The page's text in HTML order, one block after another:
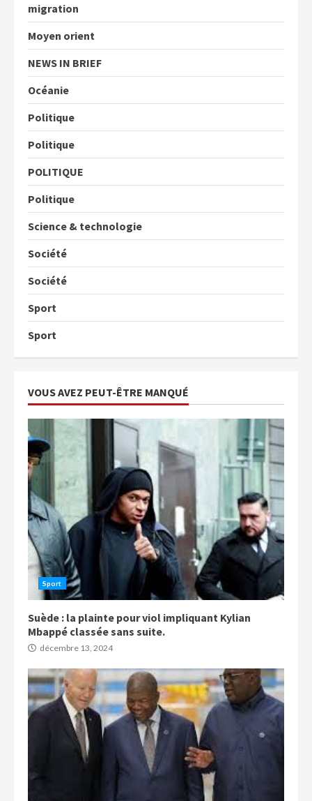
migration
Moyen orient
NEWS IN BRIEF
Océanie
Politique
Politique
POLITIQUE
Politique
Science & technologie
Société
Société
Sport
Sport
VOUS AVEZ PEUT-ÊTRE MANQUÉ
Sport
Suède : la plainte pour viol impliquant Kylian
Mbappé classée sans suite.
décembre 13, 2024